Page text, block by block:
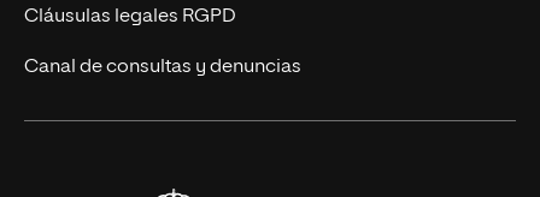
UNIR Revista
Eventos
Cláusulas legales RGPD
Canal de consultas y denuncias